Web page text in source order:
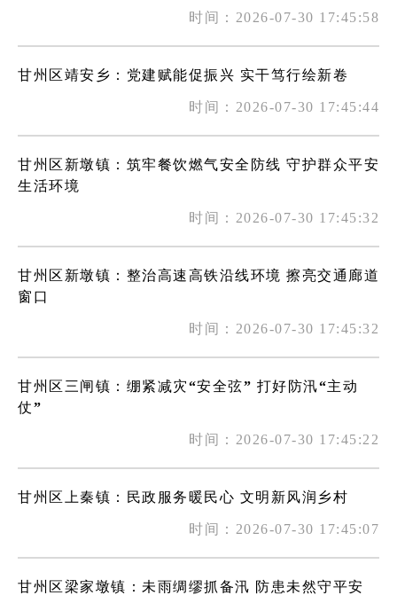
时间：2026-07-30 17:45:58
甘州区靖安乡：党建赋能促振兴 实干笃行绘新卷
时间：2026-07-30 17:45:44
甘州区新墩镇：筑牢餐饮燃气安全防线 守护群众平安
生活环境
时间：2026-07-30 17:45:32
甘州区新墩镇：整治高速高铁沿线环境 擦亮交通廊道
窗口
时间：2026-07-30 17:45:32
甘州区三闸镇：绷紧减灾“安全弦” 打好防汛“主动
仗”
时间：2026-07-30 17:45:22
甘州区上秦镇：民政服务暖民心 文明新风润乡村
时间：2026-07-30 17:45:07
甘州区梁家墩镇：未雨绸缪抓备汛 防患未然守平安